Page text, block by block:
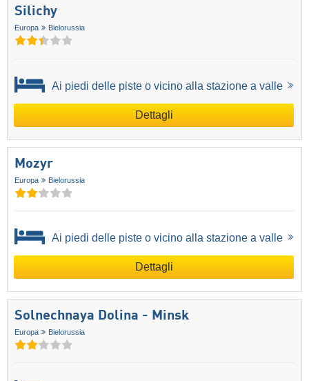
Silichy
Europa Bielorussia
Ai piedi delle piste o vicino alla stazione a valle
Dettagli
Mozyr
Europa Bielorussia
Ai piedi delle piste o vicino alla stazione a valle
Dettagli
Solnechnaya Dolina - Minsk
Europa Bielorussia